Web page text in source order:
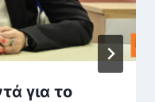
για το